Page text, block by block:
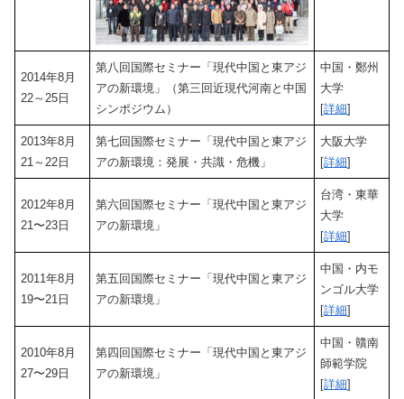
2014年8月
22～25日
第八回国際セミナー「現代中国と東アジ
アの新環境」（第三回近現代河南と中国
シンポジウム）
中国・鄭州
大学
[詳細]
2013年8月
21～22日
第七回国際セミナー「現代中国と東アジ
アの新環境：発展・共識・危機」
大阪大学
[詳細]
2012年8月
21〜23日
第六回国際セミナー「現代中国と東アジ
アの新環境」
台湾・東華
大学
[詳細]
2011年8月
19〜21日
第五回国際セミナー「現代中国と東アジ
アの新環境」
中国・内モ
ンゴル大学
[詳細]
2010年8月
27〜29日
第四回国際セミナー「現代中国と東アジ
アの新環境」
中国・贛南
師範学院
[詳細]